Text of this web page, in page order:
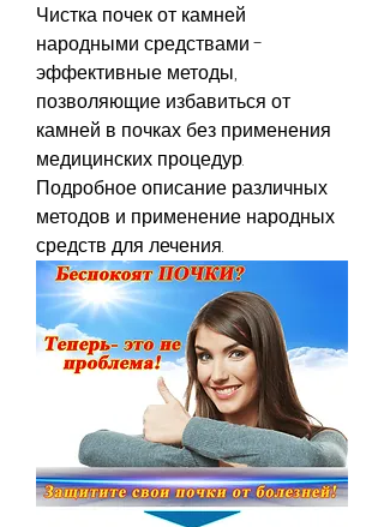
Чистка почек от камней
народными средствами -
эффективные методы,
позволяющие избавиться от
камней в почках без применения
медицинских процедур.
Подробное описание различных
методов и применение народных
средств для лечения.